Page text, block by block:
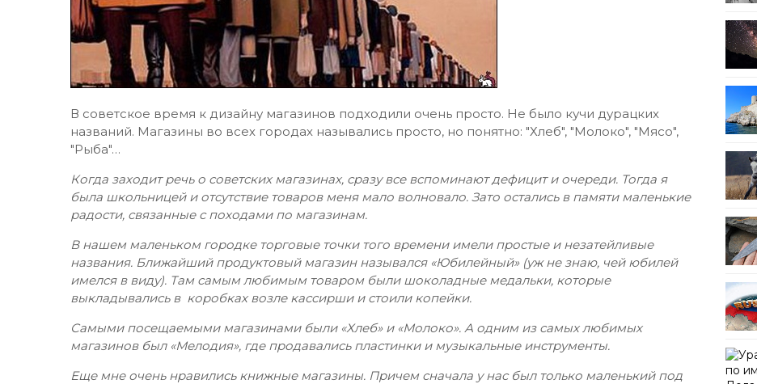
В советское время к дизайну магазинов подходили очень просто. Не было кучи дурацких
названий. Магазины во всех городах назывались просто, но понятно: "Хлеб", "Молоко", "Мясо",
"Рыба"…
Когда заходит речь о советских магазинах, сразу все вспоминают дефицит и очереди. Тогда я
была школьницей и отсутствие товаров меня мало волновало. Зато остались в памяти маленькие
радости, связанные с походами по магазинам.
В нашем маленьком городке торговые точки того времени имели простые и незатейливые
названия. Ближайший продуктовый магазин назывался «Юбилейный» (уж не знаю, чей юбилей
имелся в виду). Там самым любимым товаром были шоколадные медальки, которые
выкладывались в коробках возле кассирши и стоили копейки.
Самыми посещаемыми магазинами были «Хлеб» и «Молоко». А одним из самых любимых
магазинов был «Мелодия», где продавались пластинки и музыкальные инструменты.
Еще мне очень нравились книжные магазины. Причем сначала у нас был только маленький под